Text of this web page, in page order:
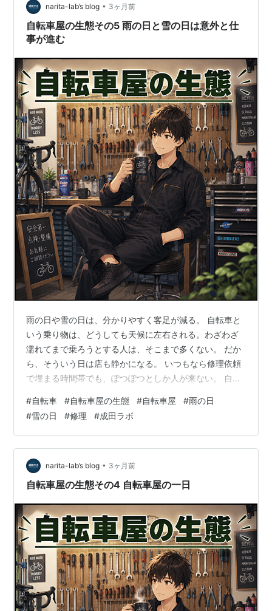
レンチは「トオミリ」 例えば、10mmレンチ。 普通に言
えば「10ミリレンチ」…
narita-lab’s blog • 3ヶ月前
自転車屋の生態その5 雨の日と雪の日は意外と仕
事が進む
雨の日や雪の日は、分かりやすく客足が減る。 自転車と
いう乗り物は、どうしても天候に左右される。わざわざ
濡れてまで乗ろうとする人は、そこまで多くない。 だか
ら、そういう日は店も静かになる。 いつもなら修理依頼
で埋まる時間帯でも、ぽつぽつとしか人が来ない。 自転
でも、雨となると話は別だ。 通勤や通学で使っている人
でも、その日は電車やバスに切り替えることが多い。 雪
の日なんて、なおさらだ。 そもそも乗ること自体が危な
い。 だから自然と、自転車屋に来る人も減る。 当日修理
はほぼ空く こういう日は、当日対応の修理はほぼ空いて
いる。 普段ならすぐに埋まる…
#自転車 #自転車屋の生態 #自転車屋 #雨の日
#雪の日 #修理 #成田ラボ
narita-lab’s blog • 3ヶ月前
自転車屋の生態その4 自転車屋の一日